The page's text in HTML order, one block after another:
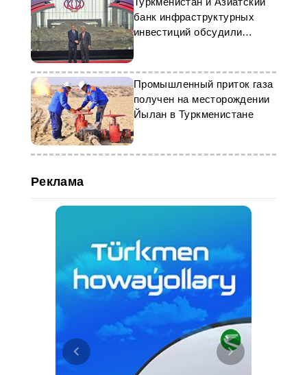
банк инфраструктурных
инвестиций обсудили
перспективы
сотрудничества
Промышленный приток газа
получен на месторождении
Йылан в Туркменистане
Реклама